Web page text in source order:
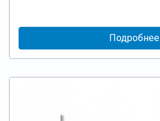
Подробнее